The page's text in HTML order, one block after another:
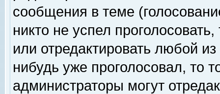
сообщения в теме
никто не успел
или отредактировать любой
нибудь уже проголосовал, то
администраторы могут